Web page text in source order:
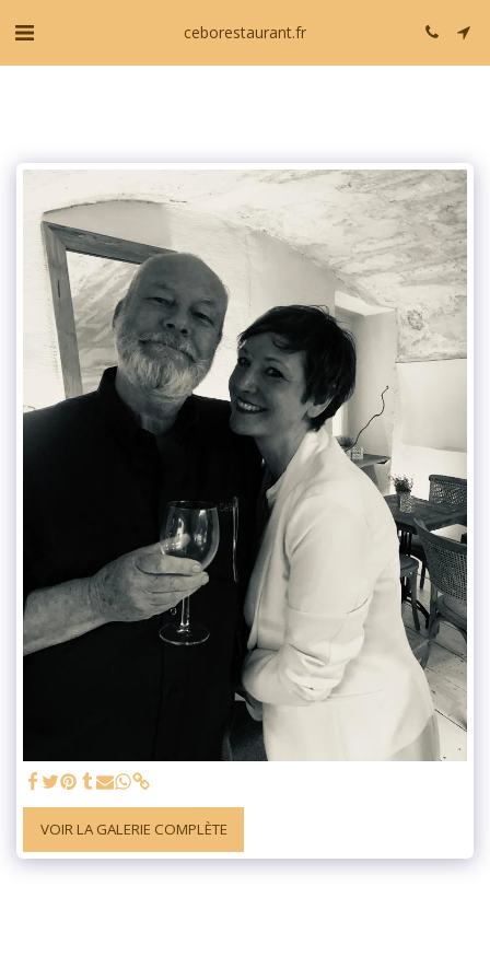
ceborestaurant.fr
VOIR LA GALERIE COMPLÈTE